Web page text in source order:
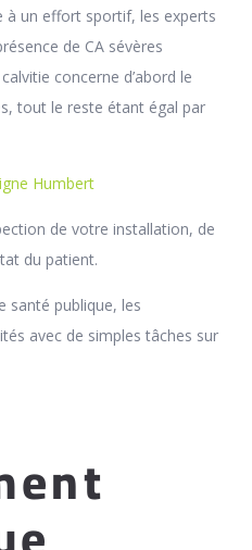
à un effort sportif, les experts
de CA sévères
concerne d’abord le
tout le reste étant égal par
Humbert
de votre installation, de
du patient.
santé publique, les
avec de simples tâches sur